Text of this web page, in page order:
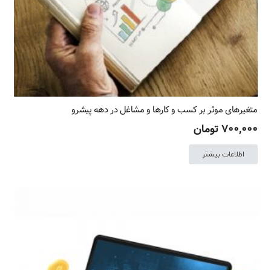
متغیرهای موثر بر کسب و کارها و مشاغل در دهه پیشرو
۷۰۰,۰۰۰تومان
اطلاعات بیشتر